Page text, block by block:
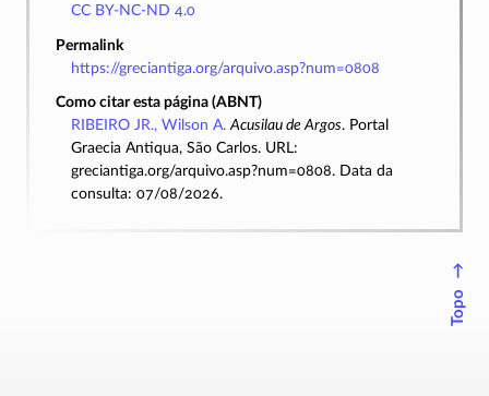
CC BY-NC-ND 4.0
Permalink
https://greciantiga.org/arquivo.asp?num=0808
Como citar esta página (ABNT)
RIBEIRO JR., Wilson A. Acusilau de Argos. Portal
Graecia Antiqua, São Carlos. URL:
greciantiga.org/arquivo.asp?num=0808. Data da
consulta: 07/08/2026.
↑
Topo